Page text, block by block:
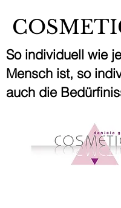
So individuell wie
Mensch ist, so
auch die